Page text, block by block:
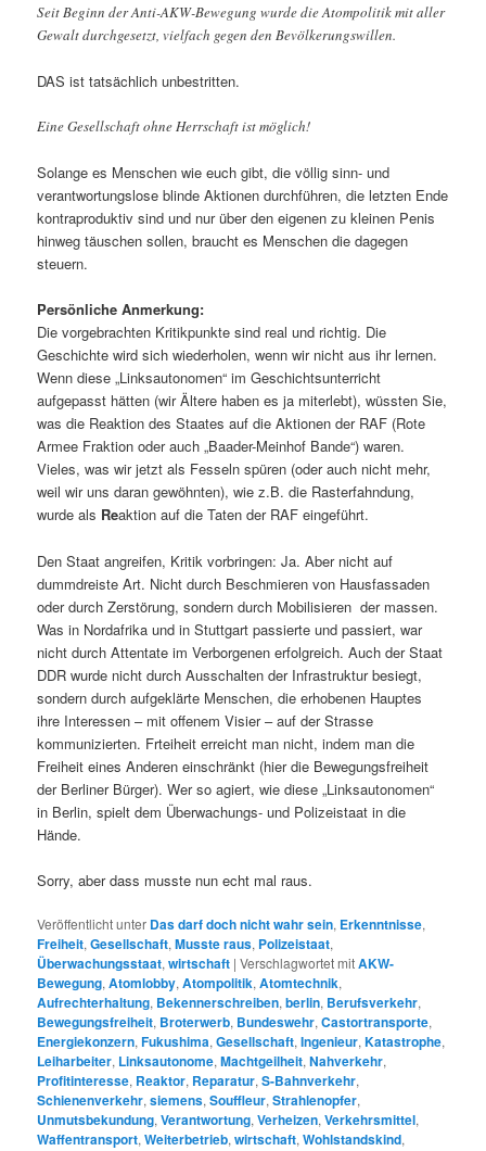
Seit Beginn der Anti-AKW-Bewegung wurde die Atompolitik mit aller
Gewalt durchgesetzt, vielfach gegen den Bevölkerungswillen.
DAS ist tatsächlich unbestritten.
Eine Gesellschaft ohne Herrschaft ist möglich!
Solange es Menschen wie euch gibt, die völlig sinn- und
verantwortungslose blinde Aktionen durchführen, die letzten Ende
kontraproduktiv sind und nur über den eigenen zu kleinen Penis
hinweg täuschen sollen, braucht es Menschen die dagegen
steuern.
Persönliche Anmerkung:
Die vorgebrachten Kritikpunkte sind real und richtig. Die
Geschichte wird sich wiederholen, wenn wir nicht aus ihr lernen.
Wenn diese „Linksautonomen“ im Geschichtsunterricht
aufgepasst hätten (wir Ältere haben es ja miterlebt), wüssten Sie,
was die Reaktion des Staates auf die Aktionen der RAF (Rote
Armee Fraktion oder auch „Baader-Meinhof Bande“) waren.
Vieles, was wir jetzt als Fesseln spüren (oder auch nicht mehr,
weil wir uns daran gewöhnten), wie z.B. die Rasterfahndung,
wurde als Reaktion auf die Taten der RAF eingeführt.
Den Staat angreifen, Kritik vorbringen: Ja. Aber nicht auf
dummdreiste Art. Nicht durch Beschmieren von Hausfassaden
oder durch Zerstörung, sondern durch Mobilisieren der massen.
Was in Nordafrika und in Stuttgart passierte und passiert, war
nicht durch Attentate im Verborgenen erfolgreich. Auch der Staat
DDR wurde nicht durch Ausschalten der Infrastruktur besiegt,
sondern durch aufgeklärte Menschen, die erhobenen Hauptes
ihre Interessen – mit offenem Visier – auf der Strasse
kommunizierten. Frteiheit erreicht man nicht, indem man die
Freiheit eines Anderen einschränkt (hier die Bewegungsfreiheit
der Berliner Bürger). Wer so agiert, wie diese „Linksautonomen“
in Berlin, spielt dem Überwachungs- und Polizeistaat in die
Hände.
Sorry, aber dass musste nun echt mal raus.
Veröffentlicht unter Das darf doch nicht wahr sein, Erkenntnisse,
Freiheit,Gesellschaft,Musste raus, Polizeistaat,
Überwachungsstaat,wirtschaft |Verschlagwortet mitAKW-
Bewegung,Atomlobby,Atompolitik,Atomtechnik,
Aufrechterhaltung, Bekennerschreiben,berlin, Berufsverkehr,
Bewegungsfreiheit, Broterwerb, Bundeswehr,Castortransporte,
Energiekonzern,Fukushima,Gesellschaft,Ingenieur,Katastrophe,
Leiharbeiter, Linksautonome,Machtgeilheit,Nahverkehr,
Profitinteresse, Reaktor, Reparatur,S-Bahnverkehr,
Schienenverkehr,siemens,Souffleur,Strahlenopfer,
Unmutsbekundung,Verantwortung,Verheizen,Verkehrsmittel,
Waffentransport,Weiterbetrieb,wirtschaft,Wohlstandskind,